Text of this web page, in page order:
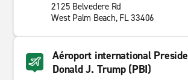
2125 Belvedere Rd
West Palm Beach, FL 33406
Aéroport international
Donald J. Trump (PBI)